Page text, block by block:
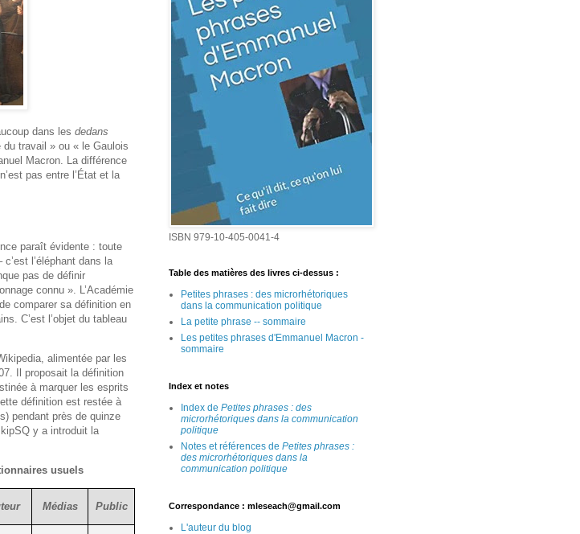
dans les dedans
travail » ou « le Gaulois
Macron. La différence
pas entre l’État et la
paraît évidente : toute
l’éléphant dans la
pas de définir
connu ». L’Académie
comparer sa définition en
C’est l’objet du tableau
alimentée par les
Il proposait la définition
à marquer les esprits
définition est restée à
pendant près de quinze
y a introduit la
usuels
Médias Public
ISBN 979-10-405-0041-4
Table des matières des livres ci-dessus :
Petites phrases : des microrhétoriques
dans la communication politique
La petite phrase -- sommaire
Les petites phrases d'Emmanuel Macron -
sommaire
Index et notes
Index de Petites phrases : des
microrhétoriques dans la communication
politique
Notes et références de Petites phrases :
des microrhétoriques dans la
communication politique
Correspondance : mleseach@gmail.com
L'auteur du blog